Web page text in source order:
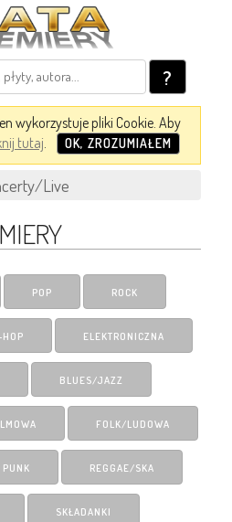
?
wykorzystuje pliki Cookie. Aby
tutaj. OK, ZROZUMIAŁEM
Live
POP ROCK
ELEKTRONICZNA
BLUES/JAZZ
FOLK/LUDOWA
PUNK REGGAE/SKA
SKŁADANKI